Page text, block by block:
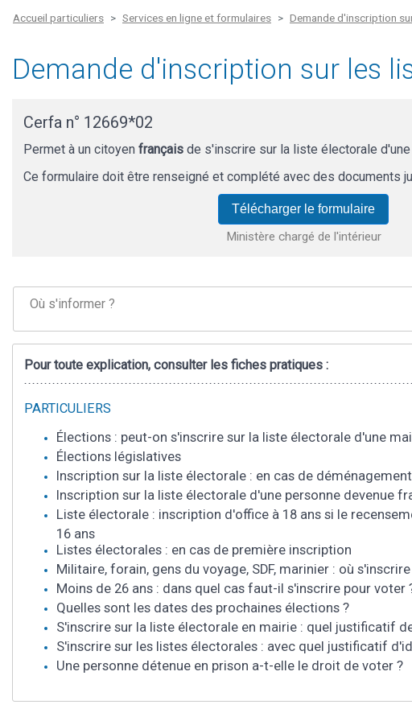
Accueil particuliers Services en ligne et formulaires Demande d'inscription
Demande d'inscription sur les
Cerfa n° 12669*02
Permet à un citoyenfrançais de s'inscrire sur la liste électorale d'une
Ce formulaire doit être renseigné et complété avec des documents
Télécharger le formulaire
Ministère chargé de l'intérieur
Où s'informer ?
Pour toute explication, consulter les fiches pratiques :
PARTICULIERS
Élections : peut-on s'inscrire sur la liste électorale d'une
Élections législatives
Inscription sur la liste électorale : en cas de déménagement
Inscription sur la liste électorale d'une personne devenue
Liste électorale : inscription d'office à 18 ans si le
16 ans
Listes électorales : en cas de première inscription
Militaire, forain, gens du voyage, SDF, marinier : où
Moins de 26 ans : dans quel cas faut-il s'inscrire pour voter
Quelles sont les dates des prochaines élections ?
S'inscrire sur la liste électorale en mairie : quel justificatif
S'inscrire sur les listes électorales : avec quel justificatif
Une personne détenue en prison a-t-elle le droit de voter ?